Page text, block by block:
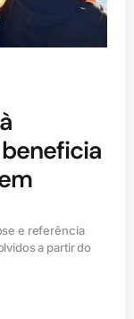
e referência
a partir do